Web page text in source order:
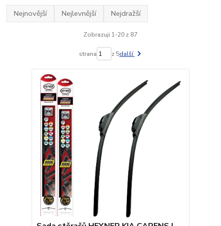
Nejnovější Nejlevnější Nejdražší
Zobrazuji 1-20 z 87
strana z 5další